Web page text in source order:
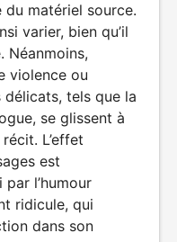
matériel source.
varier, bien qu’il
Néanmoins,
violence ou
délicats, tels que la
se glissent à
L’effet
est
l’humour
ridicule, qui
dans son